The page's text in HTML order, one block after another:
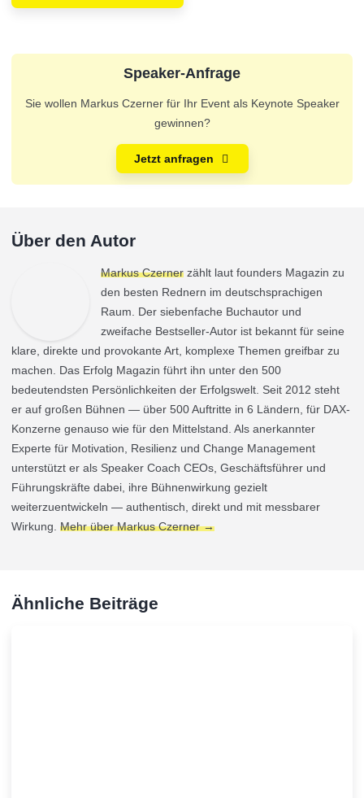
Speaker-Anfrage
Sie wollen Markus Czerner für Ihr Event als Keynote Speaker
gewinnen?
Jetzt anfragen
Über den Autor
Markus Czerner zählt laut founders Magazin zu
den besten Rednern im deutschsprachigen
Raum. Der siebenfache Buchautor und
zweifache Bestseller-Autor ist bekannt für seine
klare, direkte und provokante Art, komplexe Themen greifbar zu
machen. Das Erfolg Magazin führt ihn unter den 500
bedeutendsten Persönlichkeiten der Erfolgswelt. Seit 2012 steht
er auf großen Bühnen — über 500 Auftritte in 6 Ländern, für DAX-
Konzerne genauso wie für den Mittelstand. Als anerkannter
Experte für Motivation, Resilienz und Change Management
unterstützt er als Speaker Coach CEOs, Geschäftsführer und
Führungskräfte dabei, ihre Bühnenwirkung gezielt
weiterzuentwickeln — authentisch, direkt und mit messbarer
Wirkung. Mehr über Markus Czerner →
Ähnliche Beiträge